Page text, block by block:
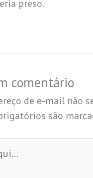
preso.
comentário
de e-mail não
são